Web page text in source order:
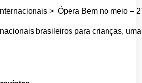
> Ópera Bem no meio –
brasileiros para crianças,